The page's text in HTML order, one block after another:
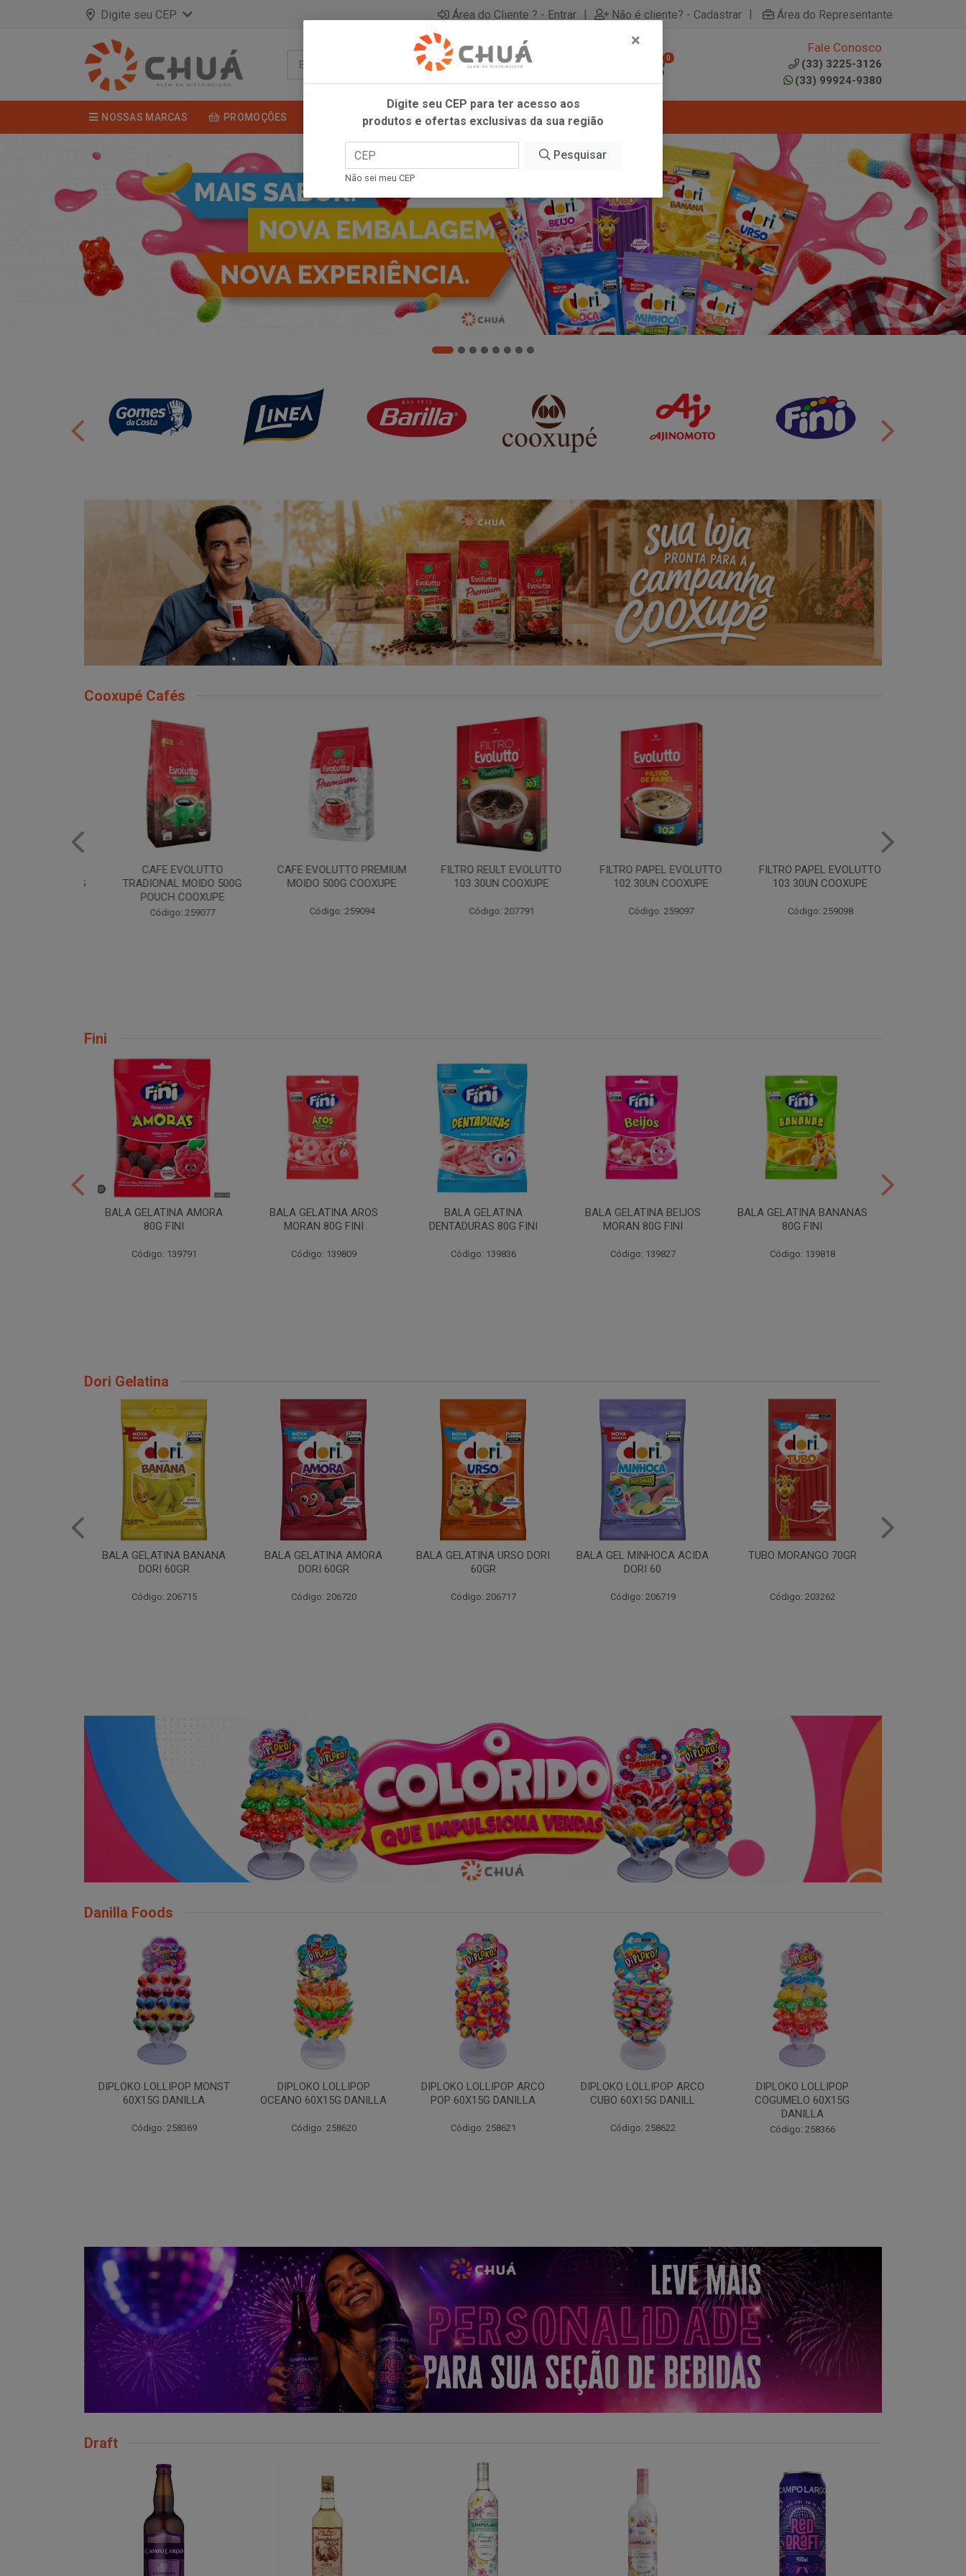
Digite seu CEP Área do Cliente ? - Entrar | Não é cliente? - Cadastrar | Área do Representante
0
Fale Conosco
(33) 3225-3126
(33) 99924-9380
NOSSAS MARCAS PROMOÇÕES
Cooxupé Cafés
CAFE EVOLUTTO
TRADIONAL MOIDO 500G
POUCH COOXUPE
Código: 259077
CAFE EVOLUTTO PREMIUM
MOIDO 500G COOXUPE
Código: 259094
FILTRO REULT EVOLUTTO
103 30UN COOXUPE
Código: 207791
FILTRO PAPEL EVOLUTTO
102 30UN COOXUPE
Código: 259097
FILTRO PAPEL EVOLUTTO
103 30UN COOXUPE
Código: 259098
Fini
BALA GELATINA AMORA
80G FINI
Código: 139791
BALA GELATINA AROS
MORAN 80G FINI
Código: 139809
BALA GELATINA
DENTADURAS 80G FINI
Código: 139836
BALA GELATINA BEIJOS
MORAN 80G FINI
Código: 139827
BALA GELATINA BANANAS
80G FINI
Código: 139818
Dori Gelatina
BALA GELATINA AMORA
DORI 60GR
Código: 206720
BALA GELATINA URSO DORI
60GR
Código: 206717
BALA GEL MINHOCA ACIDA
DORI 60
Código: 206719
TUBO MORANGO 70GR
Código: 203262
TUBO YOGURTE100 70GR
Código: 203264
Danilla Foods
DIPLOKO LOLLIPOP
OCEANO 60X15G DANILLA
Código: 258620
DIPLOKO LOLLIPOP ARCO
POP 60X15G DANILLA
Código: 258621
DIPLOKO LOLLIPOP ARCO
CUBO 60X15G DANILL
Código: 258622
DIPLOKO LOLLIPOP
COGUMELO 60X15G
Código: 258366
DIPLOKO LOLLIPOP MONST
60X15G DANILLA
Código: 258369
Draft
×
Digite seu CEP para ter acesso aos
produtos e ofertas exclusivas da sua região
Pesquisar
Não sei meu CEP